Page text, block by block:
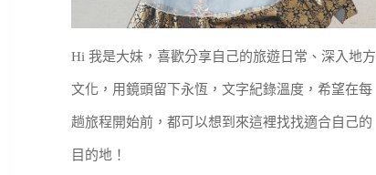
Hi 我是大妹，喜歡分享自己的旅遊日常、深入地方
文化，用鏡頭留下永恆，文字紀錄溫度，希望在每
趟旅程開始前，都可以想到來這裡找找適合自己的
目的地！